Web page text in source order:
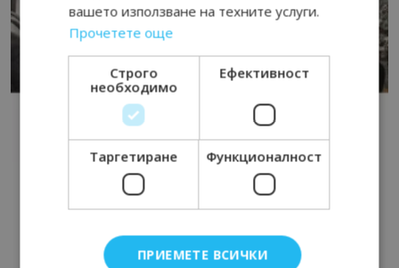
вашето използване на техните услуги.
Прочетете още
Строго
необходимо
Ефективност
Таргетиране Функционалност
ПРИЕМЕТЕ ВСИЧКИ